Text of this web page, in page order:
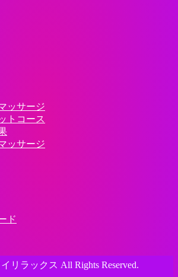
ッサージ
トコース
ッサージ
ド
リラックス All Rights Reserved.